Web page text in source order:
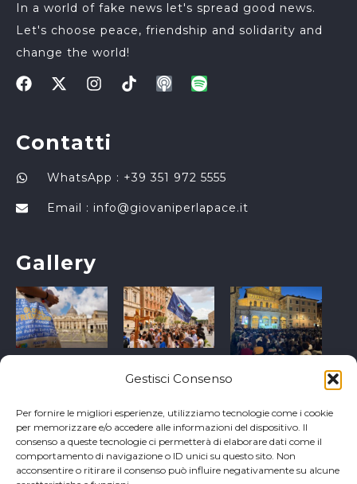
Gestisci Consenso
Per fornire le migliori esperienze, utilizziamo tecnologie come i cookie
per memorizzare e/o accedere alle informazioni del dispositivo. Il
consenso a queste tecnologie ci permetterà di elaborare dati come il
comportamento di navigazione o ID unici su questo sito. Non
acconsentire o ritirare il consenso può influire negativamente su alcune
In a world of fake news let's spread good news.
Let's choose peace, friendship and solidarity and
change the world!
Contatti
WhatsApp : +39 351 972 5555
Email : info@giovaniperlapace.it
Gallery